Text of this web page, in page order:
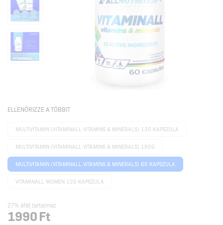
ELLENŐRIZZE A TÖBBIT
MULTIVITAMIN (VITAMINALL VITAMINS & MINERALS) 120 KAPSZULA
MULTIVITAMIN (VITAMINALL VITAMINS & MINERALS) 180G
MULTIVITAMIN (VITAMINALL VITAMINS & MINERALS) 60 KAPSZULA
VITAMINALL WOMEN 120 KAPSZULA
27% áfát tartalmaz
1990Ft